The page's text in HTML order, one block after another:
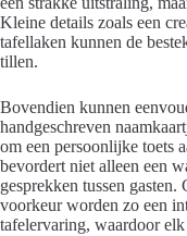
Kleine details zoals een
tafellaken kunnen de
tillen.
Bovendien kunnen
handgeschreven
om een persoonlijke toets
bevordert niet alleen een
gesprekken tussen
voorkeur worden zo een
tafelervaring, waardoor